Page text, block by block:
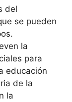
del
se pueden
la
para
educación
de la
la